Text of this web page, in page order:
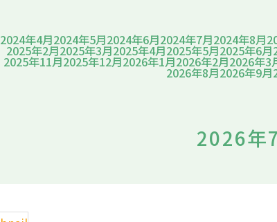
2024年4月2024年5月2024年6月2024年7月2024年8月
2025年2月2025年3月2025年4月2025年5月2025年6月
2025年11月2025年12月2026年1月2026年2月2026年3
2026年8月2026年9月
2026年